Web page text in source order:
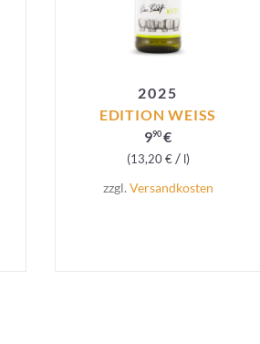
2025
EDITION WEISS
990€
13,20€ / l
zzgl. Versandkosten